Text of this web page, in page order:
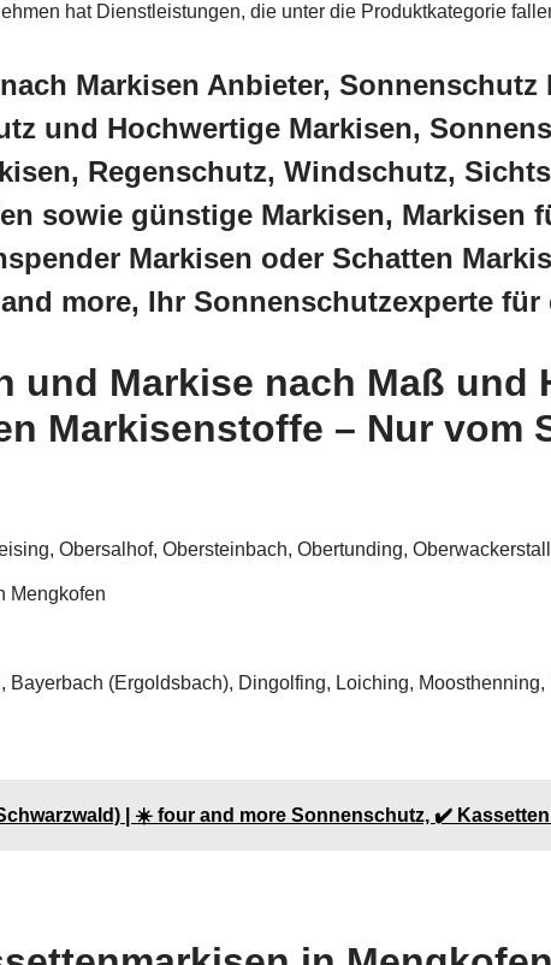
hat Dienstleistungen, die unter die Produktkategorie
Markisen Anbieter,
und Hochwertige Markisen,
Regenschutz, Windschutz,
sowie günstige Markisen, Markisen
Markisen oder Schatten
more, Ihr Sonnenschutzexperte für
und Markise nach Maß und
Markisenstoffe – Nur vom
Obersalhof, Obersteinbach, Obertunding,
Mengkofen
Bayerbach (Ergoldsbach), Dingolfing, Loiching,
| ☀️ four and more Sonnenschutz, ✔️